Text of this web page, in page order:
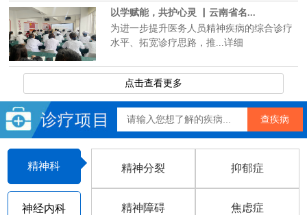
以学赋能，共护心灵 ▏云南省名...
为进一步提升医务人员精神疾病的综合诊疗
水平、拓宽诊疗思路，推...详细
点击查看更多
精神科
神经内科
精神分裂 抑郁症
精神障碍 焦虑症